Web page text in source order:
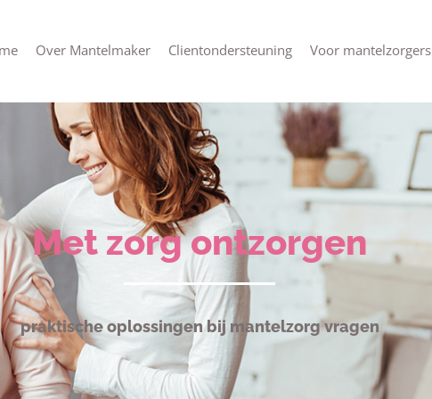
Over Mantelmaker Clientondersteuning Voor mantelzorgers
Met zorg ontzorgen
praktische oplossingen bij mantelzorg vragen